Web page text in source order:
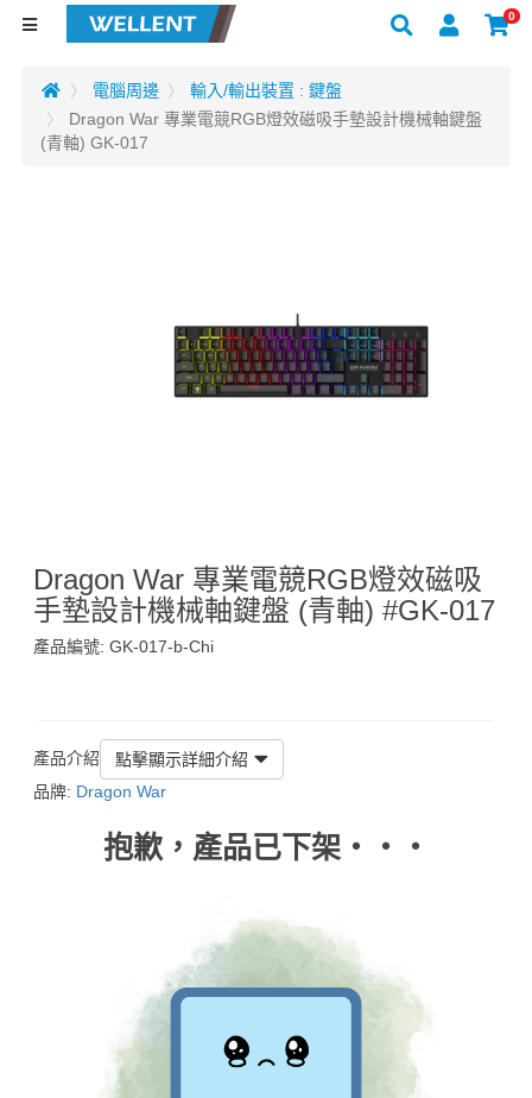
0
電腦周邊
輸入/輸出裝置 : 鍵盤
Dragon War 專業電競RGB燈效磁吸手墊設計機械軸鍵盤
(青軸) GK-017
Dragon War 專業電競RGB燈效磁吸
手墊設計機械軸鍵盤 (青軸) #GK-017
產品編號: GK-017-b-Chi
產品介紹
點擊顯示詳細介紹
品牌: Dragon War
抱歉，產品已下架‧‧‧